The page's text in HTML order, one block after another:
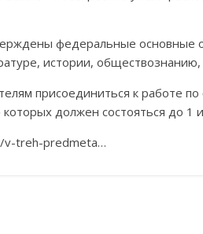
федеральные основные
истории,
присоединиться к работе
должен состояться до 1
v-treh-predmeta…